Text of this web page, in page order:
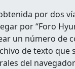
por dos
por “Foro
un número de
de texto que
del navegador